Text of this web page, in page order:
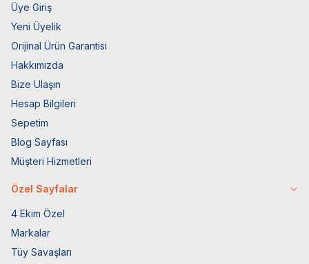
Üye Giriş
Yeni Üyelik
Orijinal Ürün Garantisi
Hakkımızda
Bize Ulaşın
Hesap Bilgileri
Sepetim
Blog Sayfası
Müşteri Hizmetleri
Özel Sayfalar
4 Ekim Özel
Markalar
Tüy Savaşları